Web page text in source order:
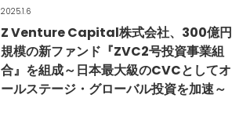
2025.1.6
Z Venture Capital株式会社、300億円
規模の新ファンド『ZVC2号投資事業組
合』を組成～日本最大級のCVCとしてオ
ールステージ・グローバル投資を加速～